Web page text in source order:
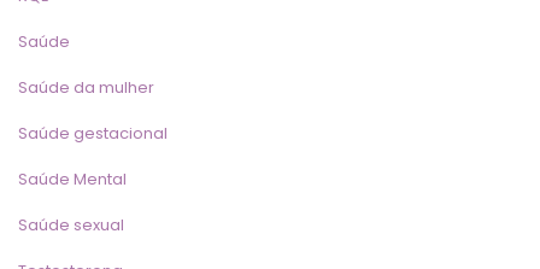
Saúde
Saúde da mulher
Saúde gestacional
Saúde Mental
Saúde sexual